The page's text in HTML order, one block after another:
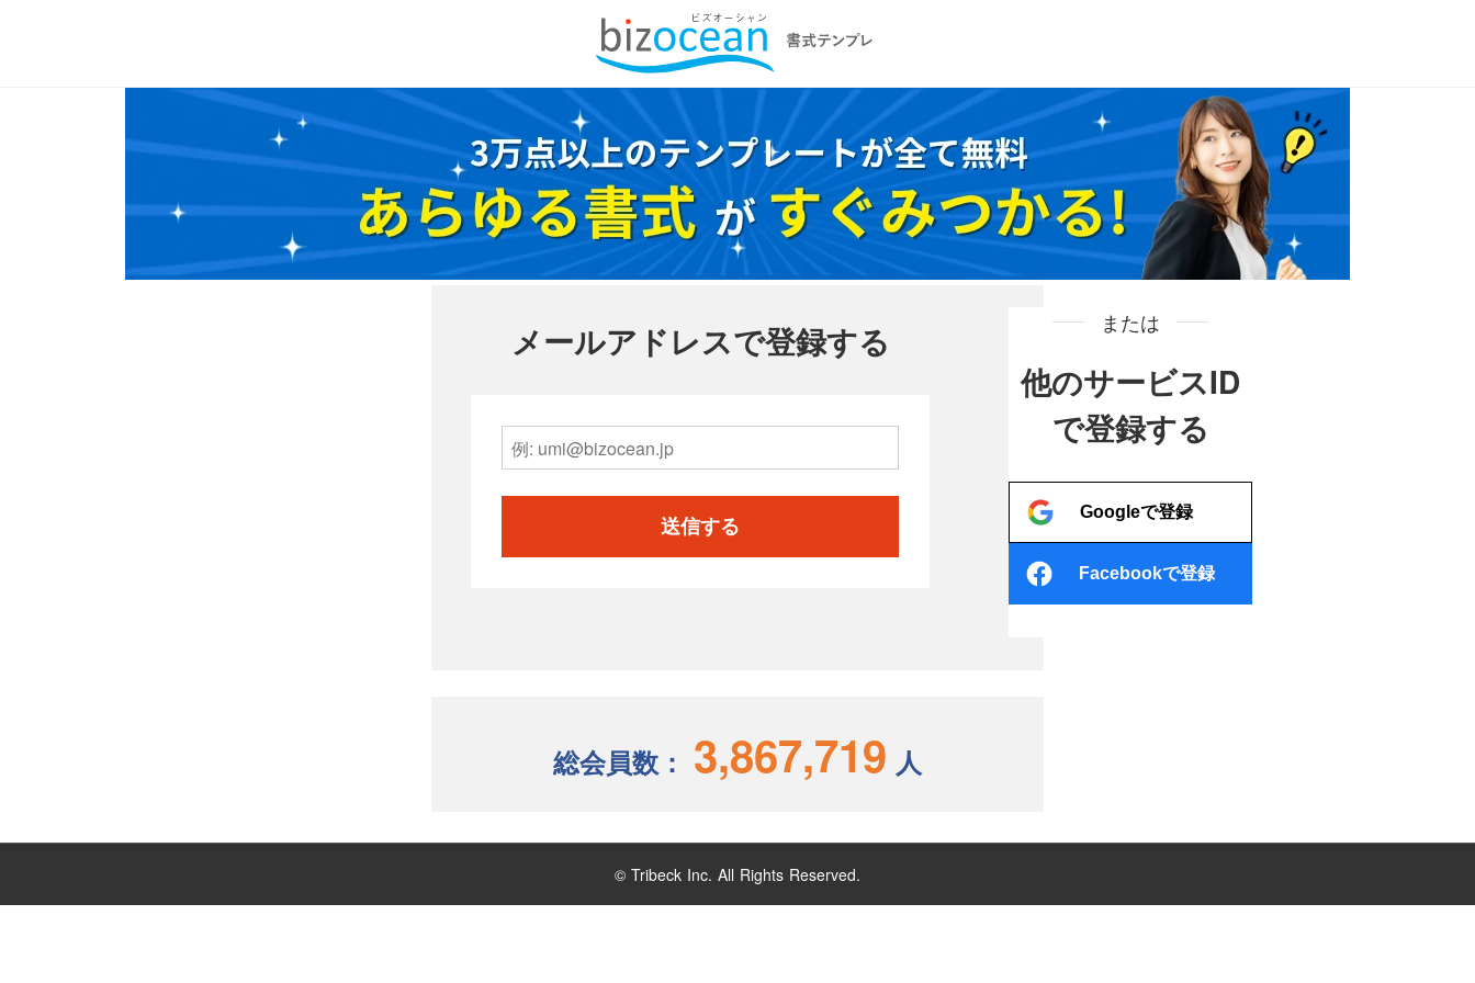
メールアドレスで登録する
送信する
または
他のサービスID
で登録する
Googleで登録
Facebookで登録
総会員数： 3,867,719 人
© Tribeck Inc. All Rights Reserved.